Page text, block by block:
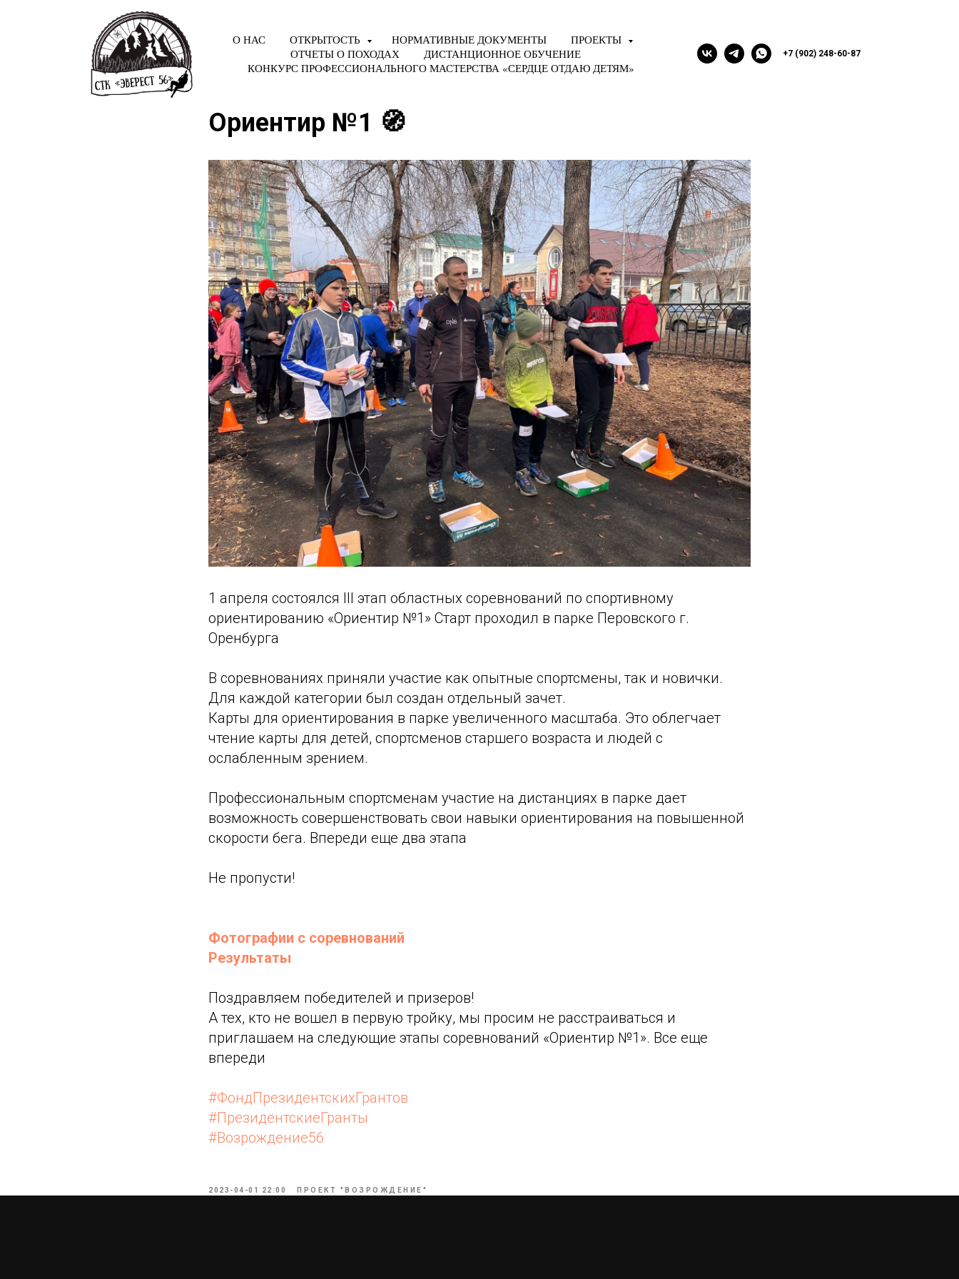
О НАС ОТКРЫТОСТЬ НОРМАТИВНЫЕ ДОКУМЕНТЫ
ПРОЕКТЫ
ОТЧЕТЫ О ПОХОДАХ
ДИСТАНЦИОННОЕ ОБУЧЕНИЕ
КОНКУРС ПРОФЕССИОНАЛЬНОГО МАСТЕРСТВА «СЕРДЦЕ ОТДАЮ ДЕТЯМ»
+7 (902) 248-60-87
Ориентир №1 🧭
1 апреля состоялся III этап областных соревнований по спортивному
ориентированию «Ориентир №1» Старт проходил в парке Перовского г.
Оренбурга
В соревнованиях приняли участие как опытные спортсмены, так и новички.
Для каждой категории был создан отдельный зачет.
Карты для ориентирования в парке увеличенного масштаба. Это облегчает
чтение карты для детей, спортсменов старшего возраста и людей с
ослабленным зрением.
Профессиональным спортсменам участие на дистанциях в парке дает
возможность совершенствовать свои навыки ориентирования на повышенной
скорости бега. Впереди еще два этапа
Не пропусти!
Фотографии с соревнований
Результаты
Поздравляем победителей и призеров!
А тех, кто не вошел в первую тройку, мы просим не расстраиваться и
приглашаем на следующие этапы соревнований «Ориентир №1». Все еще
впереди
#ФондПрезидентскихГрантов
#ПрезидентскиеГранты
#Возрождение56
2023-04-01 22:00 ПРОЕКТ "ВОЗРОЖДЕНИЕ"